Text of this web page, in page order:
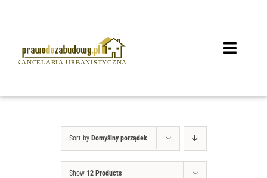
Toggle
Sort by Domyślny porządek
Show 12 Products